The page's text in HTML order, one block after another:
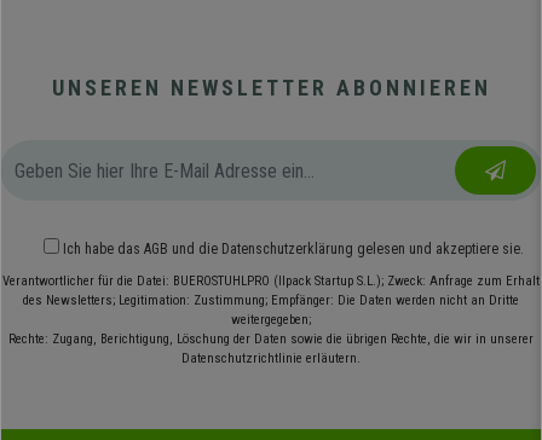
UNSEREN NEWSLETTER ABONNIEREN
Ich habe das AGB und die Datenschutzerklärung gelesen und akzeptiere sie.
Verantwortlicher für die Datei: BUEROSTUHLPRO (Ilpack Startup S.L.); Zweck: Anfrage zum Erhalt
des Newsletters; Legitimation: Zustimmung; Empfänger: Die Daten werden nicht an Dritte
weitergegeben;
Rechte: Zugang, Berichtigung, Löschung der Daten sowie die übrigen Rechte, die wir in unserer
Datenschutzrichtlinie erläutern.